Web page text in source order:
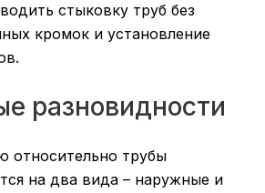
стыковку труб без
кромок и установление
разновидности
относительно трубы
на два вида – наружные и